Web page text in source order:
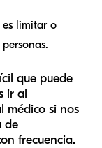
es limitar o
que puede
ir al
médico si nos
de
frecuencia.